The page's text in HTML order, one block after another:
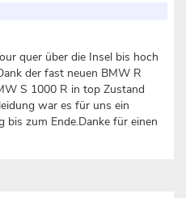
quer über die Insel bis hoch
der fast neuen BMW R
S 1000 R in top Zustand
war es für uns ein
zum Ende.Danke für einen